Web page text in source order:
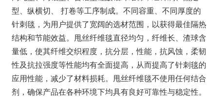
型、纵横切、 打卷等工序制成。不同容重、不同厚度的
针刺毯，为用户提供了宽阔的选材范围，以获得最佳隔热
结构和节能效益。甩丝纤维毯直径均匀，纤维长、渣球含
量低，使其纤维交织程度，抗分层，性能，抗风蚀，柔韧
性及抗拉强度等性能均有全面提高，从而提高了针刺毯的
应用性能，减少了材料损耗。甩丝纤维毯不使用任何结合
剂，确保产品在各种环境下均具有良好可靠性与稳定性。